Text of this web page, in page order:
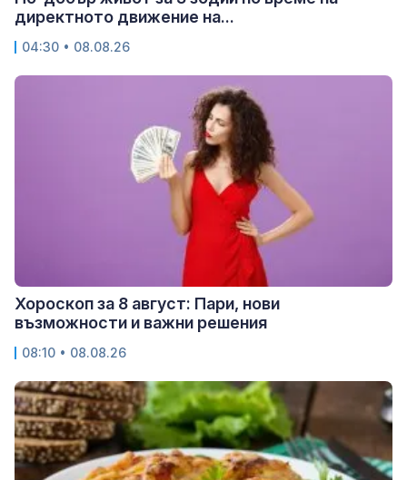
директното движение на...
04:30 • 08.08.26
Хороскоп за 8 август: Пари, нови
възможности и важни решения
08:10 • 08.08.26